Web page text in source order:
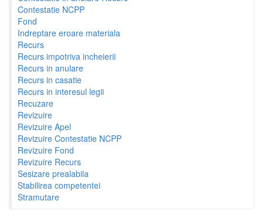
Contestatie NCPP
Fond
Indreptare eroare materiala
Recurs
Recurs impotriva incheierii
Recurs in anulare
Recurs in casatie
Recurs in interesul legii
Recuzare
Revizuire
Revizuire Apel
Revizuire Contestatie NCPP
Revizuire Fond
Revizuire Recurs
Sesizare prealabila
Stabilirea competentei
Stramutare